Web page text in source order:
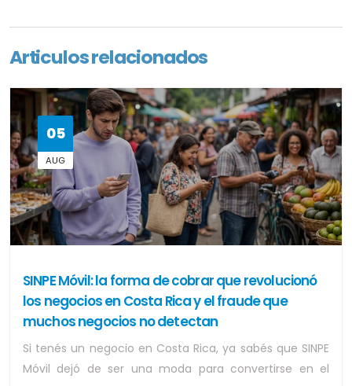
Articulos relacionados
05
AUG
SINPE Móvil: la forma de cobrar que revolucionó
los negocios en Costa Rica y el fraude que
muchos negocios no detectan
Si tenés un negocio en Costa Rica, ya sabés que SINPE
Móvil dejó de ser una moda para convertirse en el